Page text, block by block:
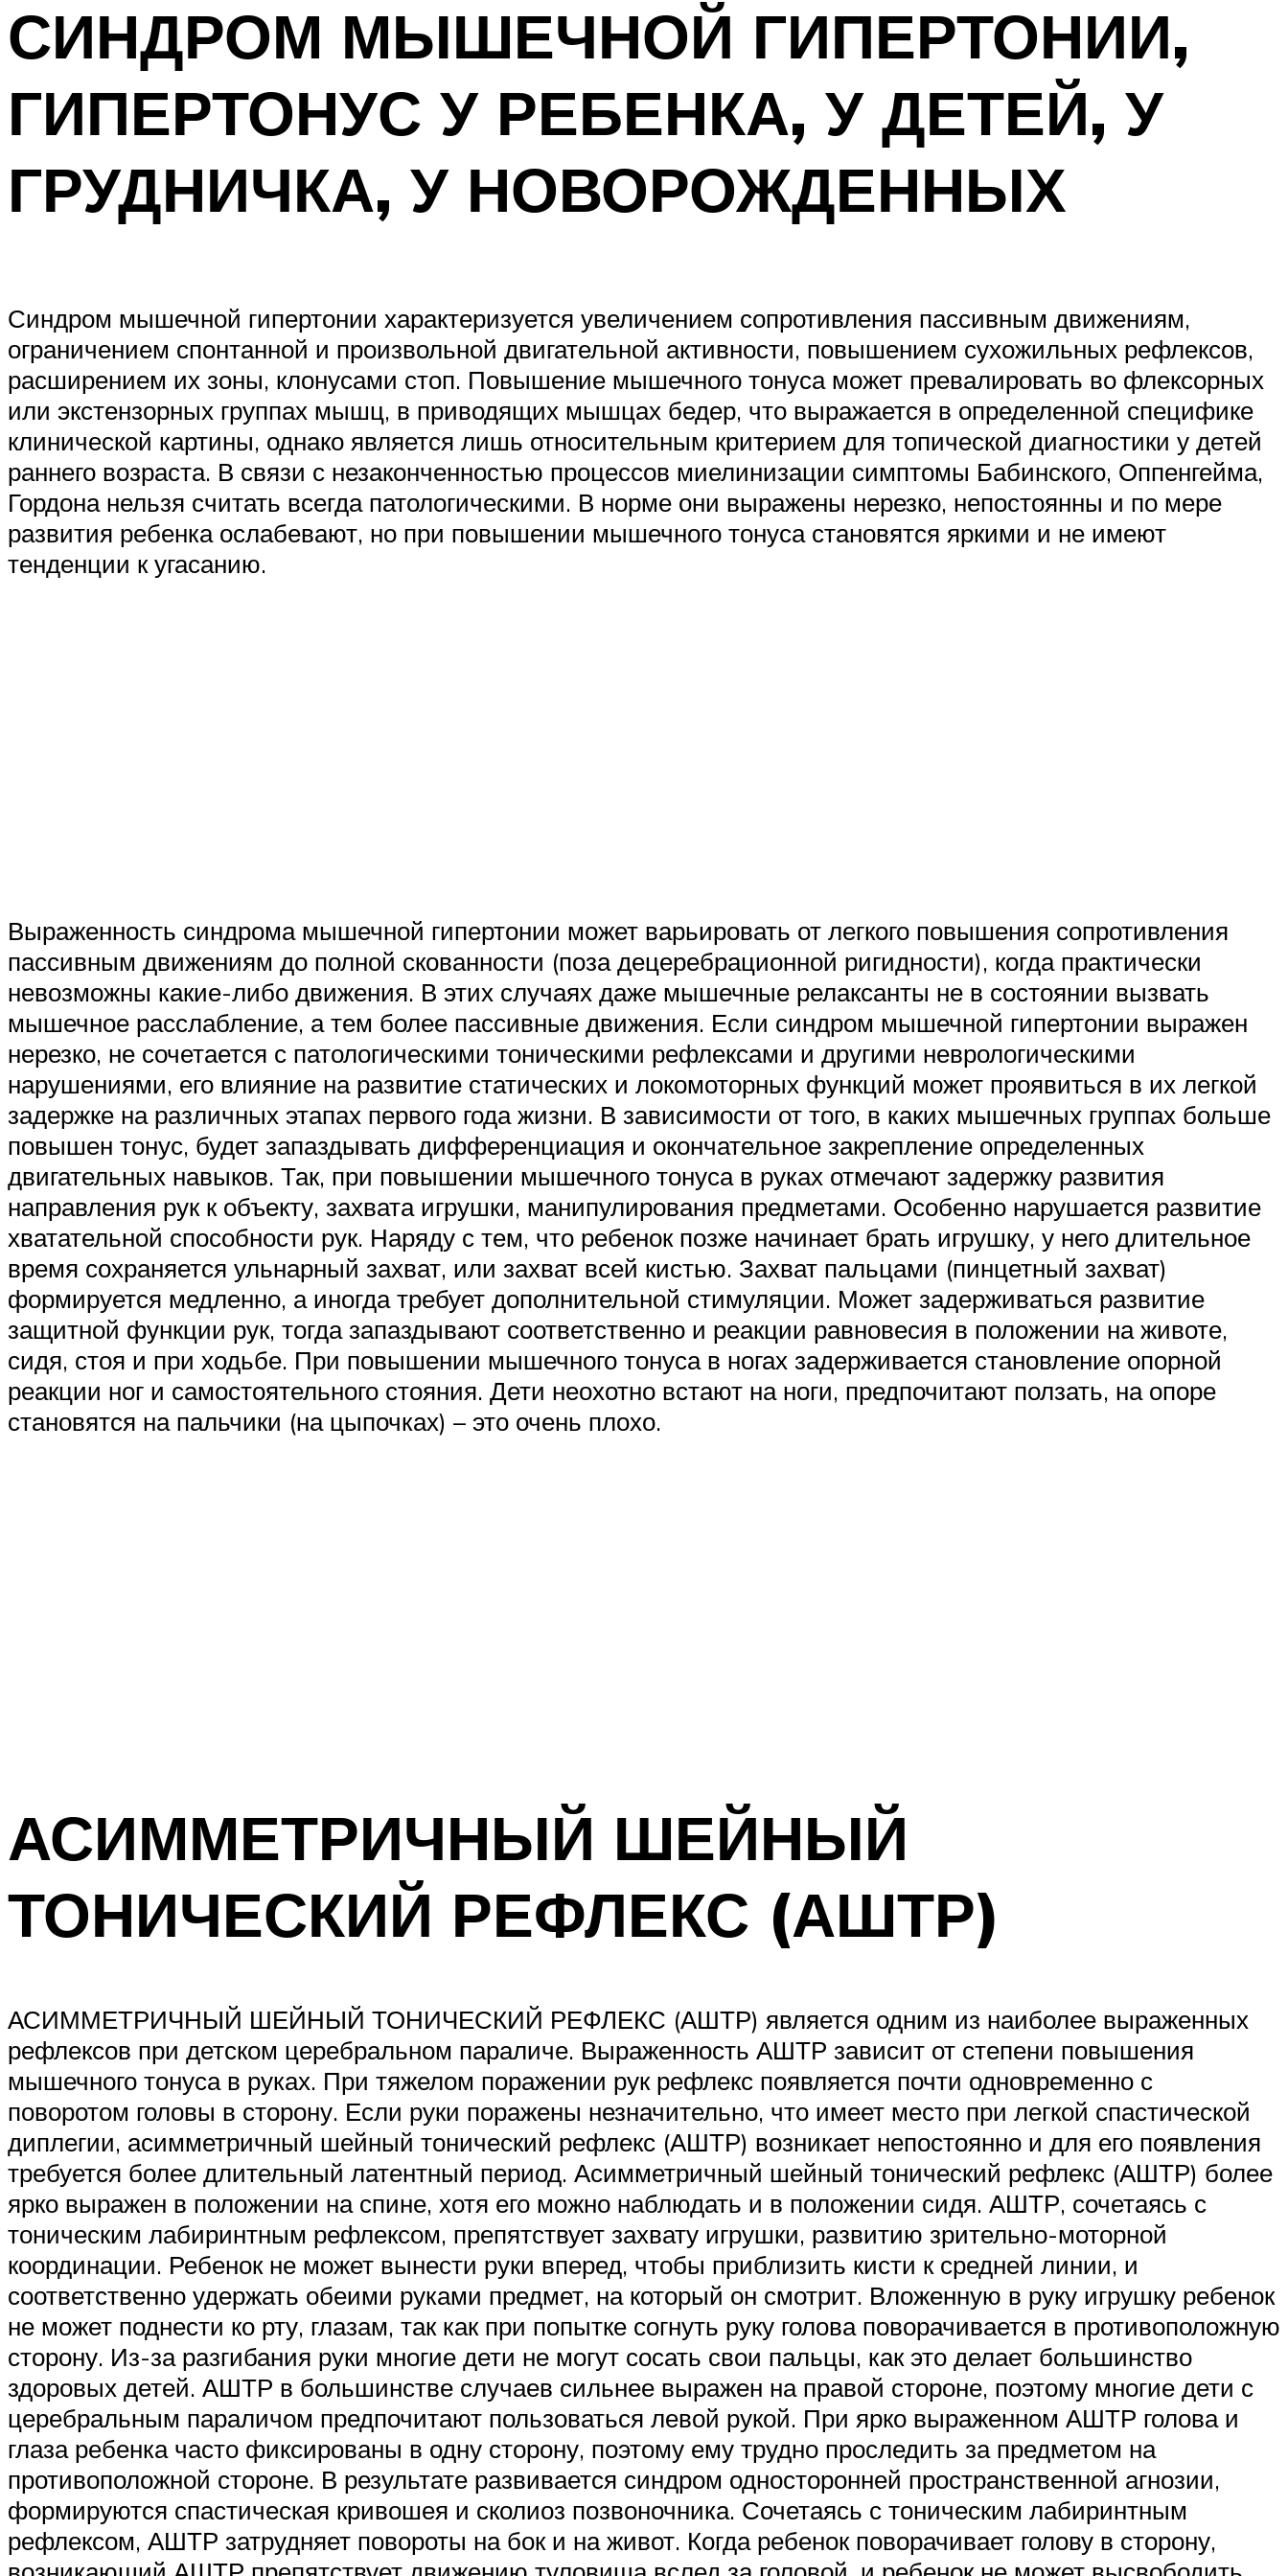
СИНДРОМ МЫШЕЧНОЙ ГИПЕРТОНИИ,
ГИПЕРТОНУС У РЕБЕНКА, У ДЕТЕЙ, У
ГРУДНИЧКА, У НОВОРОЖДЕННЫХ
Синдром мышечной гипертонии характеризуется увеличением сопротивления пассивным движениям,
ограничением спонтанной и произвольной двигательной активности, повышением сухожильных рефлексов,
расширением их зоны, клонусами стоп. Повышение мышечного тонуса может превалировать во флексорных
или экстензорных группах мышц, в приводящих мышцах бедер, что выражается в определенной специфике
клинической картины, однако является лишь относительным критерием для топической диагностики у детей
раннего возраста. В связи с незаконченностью процессов миелинизации симптомы Бабинского, Оппенгейма,
Гордона нельзя считать всегда патологическими. В норме они выражены нерезко, непостоянны и по мере
развития ребенка ослабевают, но при повышении мышечного тонуса становятся яркими и не имеют
тенденции к угасанию.
Выраженность синдрома мышечной гипертонии может варьировать от легкого повышения сопротивления
пассивным движениям до полной скованности (поза децеребрационной ригидности), когда практически
невозможны какие-либо движения. В этих случаях даже мышечные релаксанты не в состоянии вызвать
мышечное расслабление, а тем более пассивные движения. Если синдром мышечной гипертонии выражен
нерезко, не сочетается с патологическими тоническими рефлексами и другими неврологическими
нарушениями, его влияние на развитие статических и локомоторных функций может проявиться в их легкой
задержке на различных этапах первого года жизни. В зависимости от того, в каких мышечных группах больше
повышен тонус, будет запаздывать дифференциация и окончательное закрепление определенных
двигательных навыков. Так, при повышении мышечного тонуса в руках отмечают задержку развития
направления рук к объекту, захвата игрушки, манипулирования предметами. Особенно нарушается развитие
хватательной способности рук. Наряду с тем, что ребенок позже начинает брать игрушку, у него длительное
время сохраняется ульнарный захват, или захват всей кистью. Захват пальцами (пинцетный захват)
формируется медленно, а иногда требует дополнительной стимуляции. Может задерживаться развитие
защитной функции рук, тогда запаздывают соответственно и реакции равновесия в положении на животе,
сидя, стоя и при ходьбе. При повышении мышечного тонуса в ногах задерживается становление опорной
реакции ног и самостоятельного стояния. Дети неохотно встают на ноги, предпочитают ползать, на опоре
становятся на пальчики (на цыпочках) – это очень плохо.
АСИММЕТРИЧНЫЙ ШЕЙНЫЙ
ТОНИЧЕСКИЙ РЕФЛЕКС (АШТР)
АСИММЕТРИЧНЫЙ ШЕЙНЫЙ ТОНИЧЕСКИЙ РЕФЛЕКС (АШТР) является одним из наиболее выраженных
рефлексов при детском церебральном параличе. Выраженность АШТР зависит от степени повышения
мышечного тонуса в руках. При тяжелом поражении рук рефлекс появляется почти одновременно с
поворотом головы в сторону. Если руки поражены незначительно, что имеет место при легкой спастической
диплегии, асимметричный шейный тонический рефлекс (АШТР) возникает непостоянно и для его появления
требуется более длительный латентный период. Асимметричный шейный тонический рефлекс (АШТР) более
ярко выражен в положении на спине, хотя его можно наблюдать и в положении сидя. АШТР, сочетаясь с
тоническим лабиринтным рефлексом, препятствует захвату игрушки, развитию зрительно-моторной
координации. Ребенок не может вынести руки вперед, чтобы приблизить кисти к средней линии, и
соответственно удержать обеими руками предмет, на который он смотрит. Вложенную в руку игрушку ребенок
не может поднести ко рту, глазам, так как при попытке согнуть руку голова поворачивается в противоположную
сторону. Из-за разгибания руки многие дети не могут сосать свои пальцы, как это делает большинство
здоровых детей. АШТР в большинстве случаев сильнее выражен на правой стороне, поэтому многие дети с
церебральным параличом предпочитают пользоваться левой рукой. При ярко выраженном АШТР голова и
глаза ребенка часто фиксированы в одну сторону, поэтому ему трудно проследить за предметом на
противоположной стороне. В результате развивается синдром односторонней пространственной агнозии,
формируются спастическая кривошея и сколиоз позвоночника. Сочетаясь с тоническим лабиринтным
рефлексом, АШТР затрудняет повороты на бок и на живот. Когда ребенок поворачивает голову в сторону,